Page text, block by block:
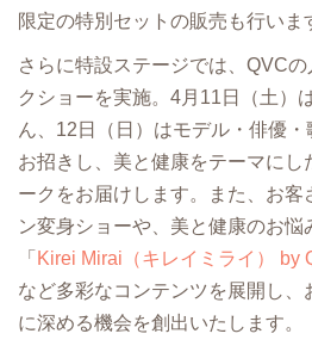
限定の特別セットの販売も行いま
さらに特設ステージでは、QVC
クショーを実施。4月11日（土）
ん、12日（日）はモデル・俳優
お招きし、美と健康をテーマにし
ークをお届けします。また、お客
ン変身ショーや、美と健康のお
「 Kirei Mirai（キレイミライ） by
など多彩なコンテンツを展開し、
に深める機会を創出いたします。